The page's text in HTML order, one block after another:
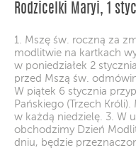
Rodzicelki Maryi, 1
1. Mszę św. roczną za
modlitwie na kartkach
w poniedziałek 2
przed Mszą św.
W piątek 6 stycznia
Pańskiego (Trzech
w każdą niedzielę. 3. W
obchodzimy Dzień
dniu, będzie